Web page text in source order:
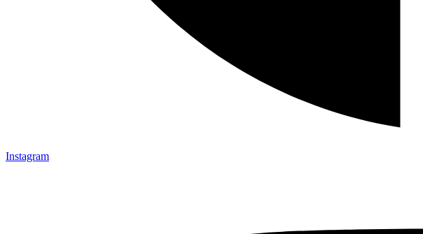
Instagram